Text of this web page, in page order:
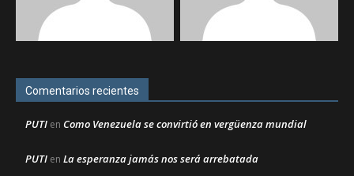
Comentarios recientes
PUTI en Como Venezuela se convirtió en vergüenza mundial
PUTI en La esperanza jamás nos será arrebatada